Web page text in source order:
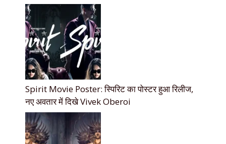
Spirit Movie Poster: स्पिरिट का पोस्टर हुआ रिलीज,
नए अवतार में दिखे Vivek Oberoi